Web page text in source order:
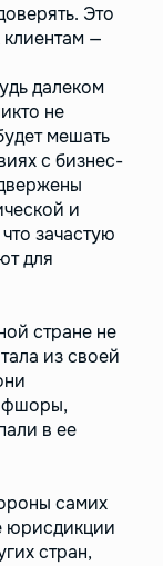
Это
—
далеком
не
мешать
с бизнес-
и
зачастую
для
стране не
из своей
в ее
самих
юрисдикции
стран,